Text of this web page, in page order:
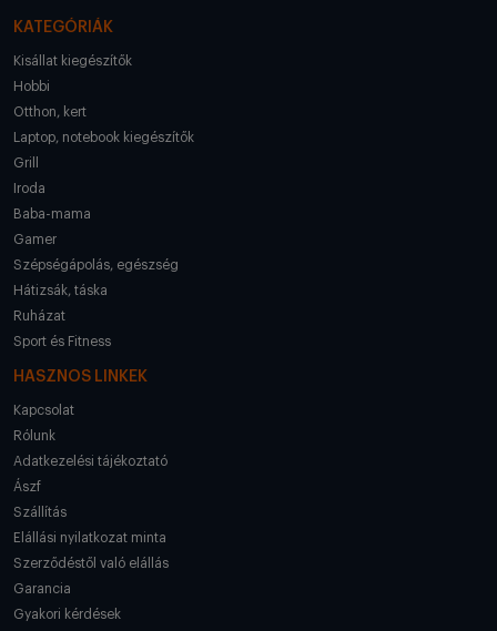
KATEGÓRIÁK
Kisállat kiegészítők
Hobbi
Otthon, kert
Laptop, notebook kiegészítők
Grill
Iroda
Baba-mama
Gamer
Szépségápolás, egészség
Hátizsák, táska
Ruházat
Sport és Fitness
HASZNOS LINKEK
Kapcsolat
Rólunk
Adatkezelési tájékoztató
Ászf
Szállítás
Elállási nyilatkozat minta
Szerződéstől való elállás
Garancia
Gyakori kérdések